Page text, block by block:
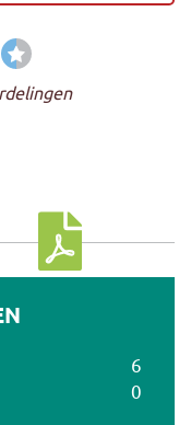
Download cursus
6
0